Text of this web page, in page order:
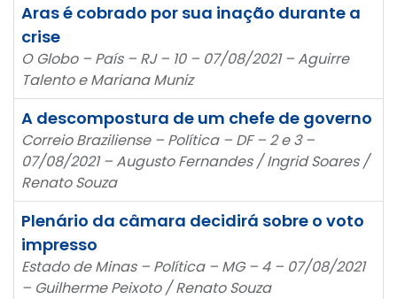
Aras é cobrado por sua inação durante a
crise
O Globo – País – RJ – 10 – 07/08/2021 – Aguirre
Talento e Mariana Muniz
A descompostura de um chefe de governo
Correio Braziliense – Política – DF – 2 e 3 –
07/08/2021 – Augusto Fernandes / Ingrid Soares /
Renato Souza
Plenário da câmara decidirá sobre o voto
impresso
Estado de Minas – Política – MG – 4 – 07/08/2021
– Guilherme Peixoto / Renato Souza